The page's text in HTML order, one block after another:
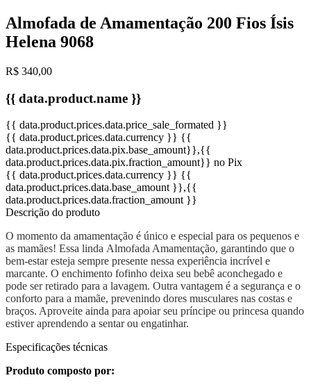
Almofada de Amamentação 200 Fios Ísis
Helena 9068
R$ 340,00
{{ data.product.name }}
{{ data.product.prices.data.price_sale_formated }}
{{ data.product.prices.data.currency }} {{
data.product.prices.data.pix.base_amount}},{{
data.product.prices.data.pix.fraction_amount}} no Pix
{{ data.product.prices.data.currency }} {{
data.product.prices.data.base_amount }},{{
data.product.prices.data.fraction_amount }}
Descrição do produto
O momento da amamentação é único e especial para os pequenos e
as mamães! Essa linda Almofada Amamentação, garantindo que o
bem-estar esteja sempre presente nessa experiência incrível e
marcante. O enchimento fofinho deixa seu bebê aconchegado e
pode ser retirado para a lavagem. Outra vantagem é a segurança e o
conforto para a mamãe, prevenindo dores musculares nas costas e
braços. Aproveite ainda para apoiar seu príncipe ou princesa quando
estiver aprendendo a sentar ou engatinhar.
Especificações técnicas
Produto composto por: